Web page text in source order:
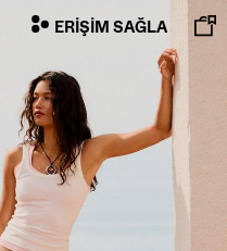
ERIŞIM SAĞLA